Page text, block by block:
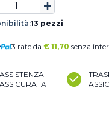
13 pezzi
3 rate da € 11,70 senza
ASSISTENZA
ASSICURATA